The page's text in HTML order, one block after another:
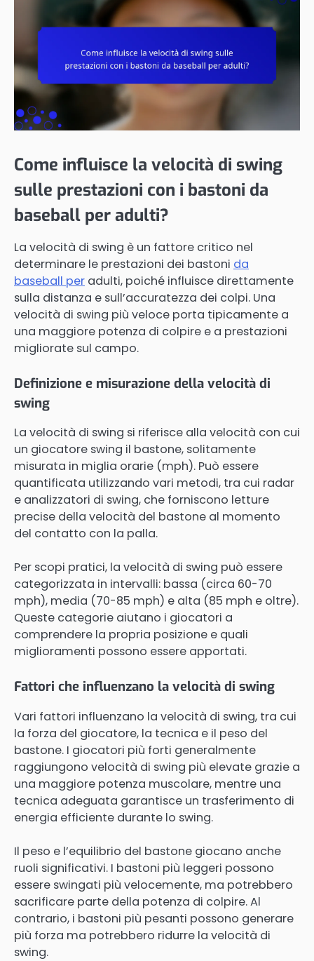
Come influisce la velocità di swing
sulle prestazioni con i bastoni da
baseball per adulti?
La velocità di swing è un fattore critico nel
determinare le prestazioni dei bastoni da
baseball per adulti, poiché influisce direttamente
sulla distanza e sull’accuratezza dei colpi. Una
velocità di swing più veloce porta tipicamente a
una maggiore potenza di colpire e a prestazioni
migliorate sul campo.
Definizione e misurazione della velocità di
swing
La velocità di swing si riferisce alla velocità con cui
un giocatore swing il bastone, solitamente
misurata in miglia orarie (mph). Può essere
quantificata utilizzando vari metodi, tra cui radar
e analizzatori di swing, che forniscono letture
precise della velocità del bastone al momento
del contatto con la palla.
Per scopi pratici, la velocità di swing può essere
categorizzata in intervalli: bassa (circa 60-70
mph), media (70-85 mph) e alta (85 mph e oltre).
Queste categorie aiutano i giocatori a
comprendere la propria posizione e quali
miglioramenti possono essere apportati.
Fattori che influenzano la velocità di swing
Vari fattori influenzano la velocità di swing, tra cui
la forza del giocatore, la tecnica e il peso del
bastone. I giocatori più forti generalmente
raggiungono velocità di swing più elevate grazie a
una maggiore potenza muscolare, mentre una
tecnica adeguata garantisce un trasferimento di
energia efficiente durante lo swing.
Il peso e l’equilibrio del bastone giocano anche
ruoli significativi. I bastoni più leggeri possono
essere swingati più velocemente, ma potrebbero
sacrificare parte della potenza di colpire. Al
contrario, i bastoni più pesanti possono generare
più forza ma potrebbero ridurre la velocità di
swing.